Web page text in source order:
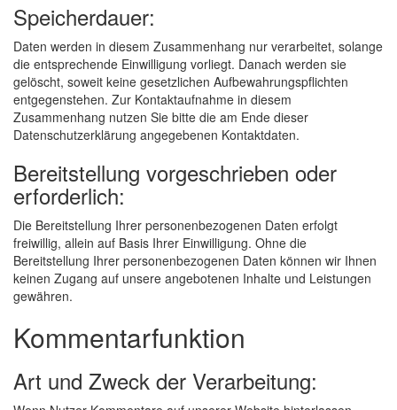
Speicherdauer:
Daten werden in diesem Zusammenhang nur verarbeitet, solange
die entsprechende Einwilligung vorliegt. Danach werden sie
gelöscht, soweit keine gesetzlichen Aufbewahrungspflichten
entgegenstehen. Zur Kontaktaufnahme in diesem
Zusammenhang nutzen Sie bitte die am Ende dieser
Datenschutzerklärung angegebenen Kontaktdaten.
Bereitstellung vorgeschrieben oder
erforderlich:
Die Bereitstellung Ihrer personenbezogenen Daten erfolgt
freiwillig, allein auf Basis Ihrer Einwilligung. Ohne die
Bereitstellung Ihrer personenbezogenen Daten können wir Ihnen
keinen Zugang auf unsere angebotenen Inhalte und Leistungen
gewähren.
Kommentarfunktion
Art und Zweck der Verarbeitung: